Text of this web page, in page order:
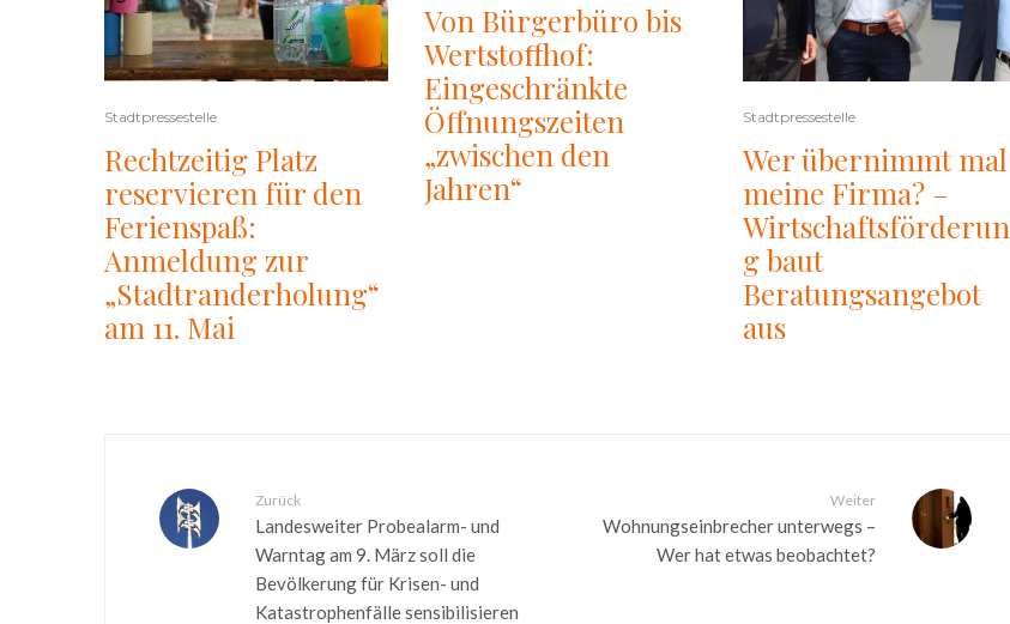
Stadtpressestelle
Rechtzeitig Platz
reservieren für den
Ferienspaß:
Anmeldung zur
„Stadtranderholung“
am 11. Mai
Von Bürgerbüro bis
Wertstoffhof:
Eingeschränkte
Öffnungszeiten
„zwischen den
Jahren“
Stadtpressestelle
Wer übernimmt mal
meine Firma? –
Wirtschaftsförderun
g baut
Beratungsangebot
aus
Zurück
Landesweiter Probealarm- und
Warntag am 9. März soll die
Bevölkerung für Krisen- und
Katastrophenfälle sensibilisieren
Weiter
Wohnungseinbrecher unterwegs –
Wer hat etwas beobachtet?